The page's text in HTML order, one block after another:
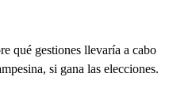
qué gestiones llevaría a cabo
si gana las elecciones.